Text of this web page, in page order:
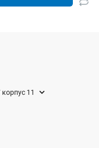
11